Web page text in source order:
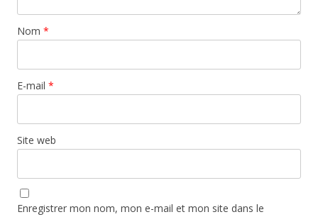
Nom *
E-mail *
Site web
Enregistrer mon nom, mon e-mail et mon site dans le